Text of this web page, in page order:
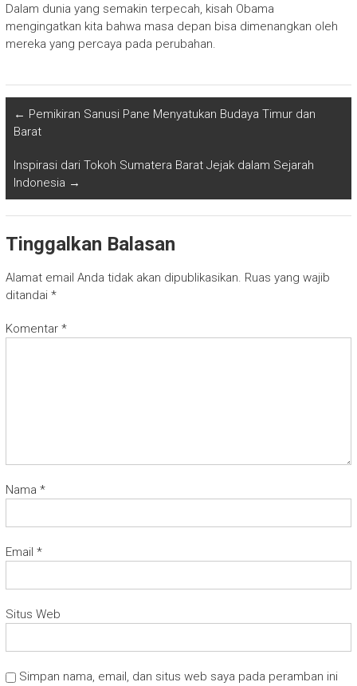
Dalam dunia yang semakin terpecah, kisah Obama
mengingatkan kita bahwa masa depan bisa dimenangkan oleh
mereka yang percaya pada perubahan.
← Pemikiran Sanusi Pane Menyatukan Budaya Timur dan
Barat
Inspirasi dari Tokoh Sumatera Barat Jejak dalam Sejarah
Indonesia →
Tinggalkan Balasan
Alamat email Anda tidak akan dipublikasikan. Ruas yang wajib
ditandai *
Komentar *
Nama *
Email *
Situs Web
Simpan nama, email, dan situs web saya pada peramban ini